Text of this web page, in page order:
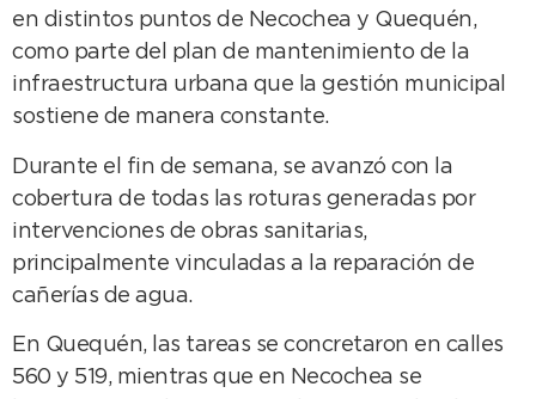
en distintos puntos de Necochea y Quequén,
como parte del plan de mantenimiento de la
infraestructura urbana que la gestión municipal
sostiene de manera constante.
Durante el fin de semana, se avanzó con la
cobertura de todas las roturas generadas por
intervenciones de obras sanitarias,
principalmente vinculadas a la reparación de
cañerías de agua.
En Quequén, las tareas se concretaron en calles
560 y 519, mientras que en Necochea se